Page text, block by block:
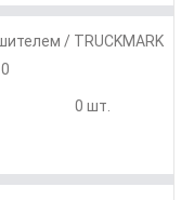
/ TRUCKMARK
0 шт.